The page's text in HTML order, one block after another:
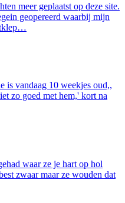
meer geplaatst op deze site.
geopereerd waarbij mijn
is vandaag 10 weekjes oud,,
zo goed met hem,' kort na
waar ze je hart op hol
zwaar maar ze wouden dat